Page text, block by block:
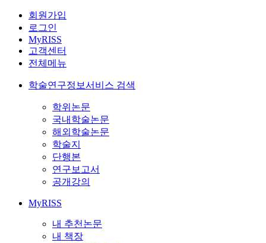
회원가입
로그인
MyRISS
고객센터
전체메뉴
학술연구정보서비스 검색
학위논문
국내학술논문
해외학술논문
학술지
단행본
연구보고서
공개강의
MyRISS
내 추천논문
내 책장